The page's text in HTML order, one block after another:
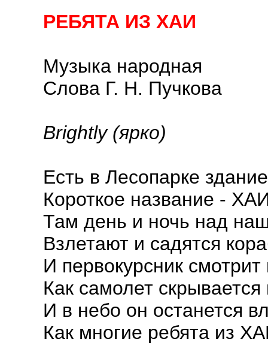
РЕБЯТА ИЗ ХАИ
Музыка народная
Слова Г. Н. Пучкова
Brightly (ярко)
Есть в Лесопарке
Короткое название -
Там день и ночь над
Взлетают и садятся
И первокурсник
Как самолет
И в небо он останется
Как многие ребята из